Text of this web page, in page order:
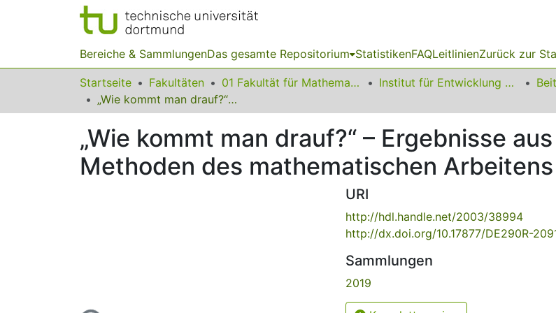
Bereiche & SammlungenDas gesamte Repositorium StatistikenFAQLeitlinienZurück zur
Startseite Fakultäten 01 Fakultät für Mathematik Institut für Entwicklung und Erforschung des Mathematikunterrichts
„Wie kommt man drauf?“ – Ergebnisse aus einem Tutorium über Methoden des mathematischen Arbeitens
„Wie kommt man drauf?“ – Ergebnisse
Methoden des mathematischen Arbeitens
URI
http://hdl.handle.net/2003/38994
http://dx.doi.org/10.17877/DE290R-
Sammlungen
2019